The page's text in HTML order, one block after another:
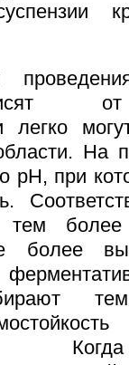
от
легко
На
рН, при
тем более
более